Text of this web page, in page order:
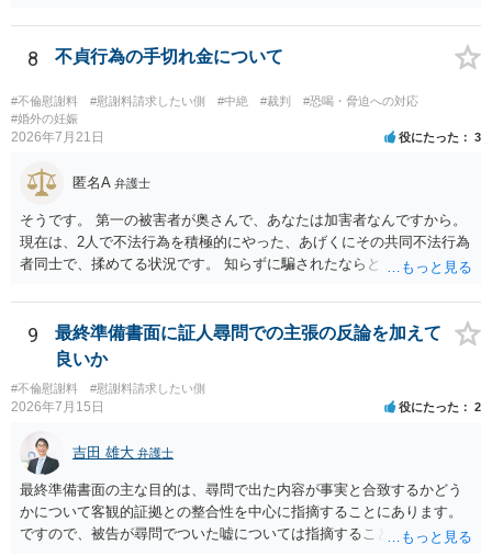
あれば，本人（行政書士でも同じだと思います。）への対応ではあま
り変わらないように思います。減額で折り合えるなら本人様の交渉で
もよいように思いますが，ゼロかどうかの観点であれば，訴訟に進む
しかなくなるようにも思います。そうしますと，お近くの弁護士に相
談して進めることを検討した方がよいようにも思います。
個別の事情によりますので、お早めに弁護士に相談されることをおす
すめします。
8 不貞行為の手切れ金について
#不倫慰謝料 #慰謝料請求したい側 #中絶 #裁判
#恐喝・脅迫への対応
#婚外の妊娠
2026年7月21日 役にたった 3
匿名A 弁護士
そうです。 第一の被害者が奥さんで、あなたは加害者なんですから。
現在は、2人で不法行為を積極的にやった、あげくにその共同不法行為
者同士で、揉めてる状況です。 知らずに騙されたならともか
というだけですから。
9
最終準備書面に証人尋問での主張の反論を加えて
良いか
#不倫慰謝料 #慰謝料請求したい側
2026年7月15日 役にたった 2
吉田 雄大 弁護士
最終準備書面の主な目的は、尋問で出た内容が事実と合致するかどう
かについて客観的証拠との整合性を中心に指摘することにあります。
ですので、被告が尋問でついた嘘については指摘することが大切で